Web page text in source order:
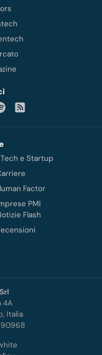
e Startup
Factor
PMI
Flash
4A
Italia